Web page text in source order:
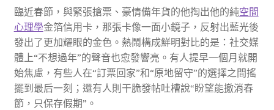
臨近春節，與緊張搶票、豪情備年貨的他掏出他的純空間
心理學金箔信用卡，那張卡像一面小鏡子，反射出藍光後
發出了更加耀眼的金色。熱鬧構成鮮明對比的是：社交媒
體上“不想過年”的聲音也愈發響亮。有人提早一個月就開
始焦慮，有些人在“訂票回家”和“原地留守”的選擇之間搖
擺到最后一刻；還有人則干脆發帖吐槽說“盼望能撤消春
節，只保存假期”。